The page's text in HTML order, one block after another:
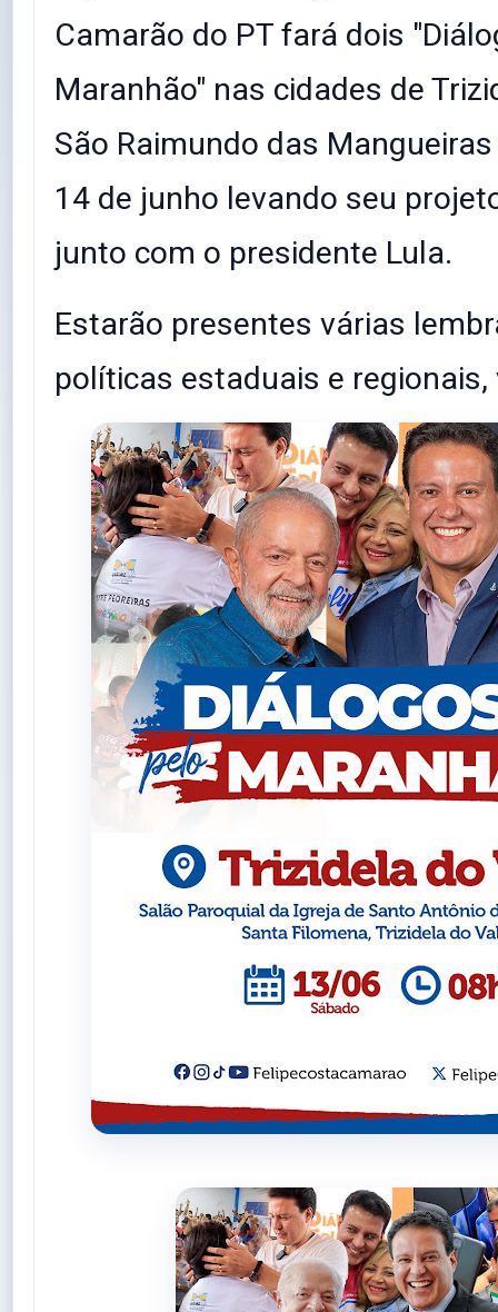
Camarão do PT fará dois
Maranhão" nas cidades de
São Raimundo das
14 de junho levando seu
junto com o presidente Lula.
Estarão presentes várias
políticas estaduais e regionais,